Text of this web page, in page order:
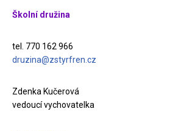
Školní družina
tel. 770 162 966
druzina@zstyrfren.cz
Zdenka Kučerová
vedoucí vychovatelka